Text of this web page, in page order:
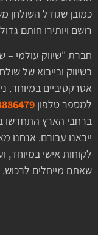
כמובן שגודל השולחן
רושם ויותירו חותם
חברת "שיווק עולמי –
בשיווק ובייבוא של
אטרקטיביים במיוחד.
למספר טלפון
ברחבי הארץ התחדשו
ייבאנו עבורם. אנחנו
לקוחות אישי
שאתם מייחלים לרכוש.